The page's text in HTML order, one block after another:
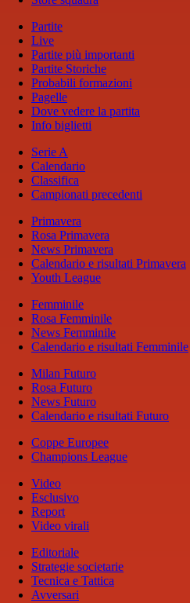
Partite
Live
Partite più importanti
Partite Storiche
Probabili formazioni
Pagelle
Dove vedere la partita
Info biglietti
Serie A
Calendario
Classifica
Campionati precedenti
Primavera
Rosa Primavera
News Primavera
Calendario e risultati Primavera
Youth League
Femminile
Rosa Femminile
News Femminile
Calendario e risultati Femminile
Milan Futuro
Rosa Futuro
News Futuro
Calendario e risultati Futuro
Coppe Europee
Champions League
Video
Esclusivo
Report
Video virali
Editoriale
Strategie societarie
Tecnica e Tattica
Avversari